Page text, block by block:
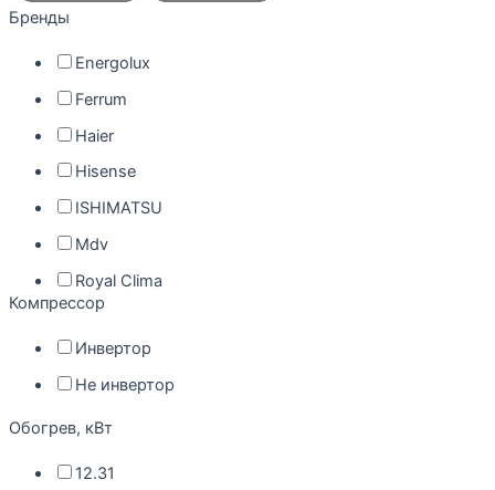
Бренды
Energolux
Ferrum
Haier
Hisense
ISHIMATSU
Mdv
Royal Clima
Компрессор
Инвертор
Не инвертор
Обогрев, кВт
12.31